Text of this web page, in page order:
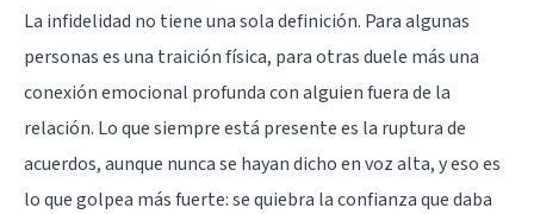
La infidelidad no tiene una sola definición. Para algunas
personas es una traición física, para otras duele más una
conexión emocional profunda con alguien fuera de la
relación. Lo que siempre está presente es la ruptura de
acuerdos, aunque nunca se hayan dicho en voz alta, y eso es
lo que golpea más fuerte: se quiebra la confianza que daba